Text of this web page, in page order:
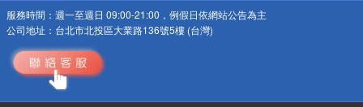
服務時間： 週一至週日 09:00-21:00，例假日依網站公告為主
公司地址： 台北市北投區大業路136號5樓 (台灣)